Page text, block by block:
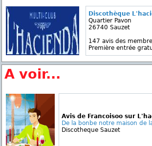
Discothèque
Quartier Pavon
26740 Sauzet
147 avis des
Première entrée
A voir...
Avis de Francoisoo sur
De la bonbe notre maison de
Discotheque Sauzet